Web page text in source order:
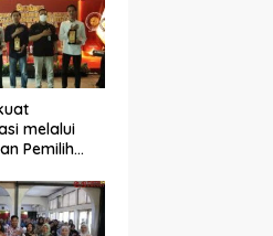
melalui
Pemilih
Rentan,
Pemula